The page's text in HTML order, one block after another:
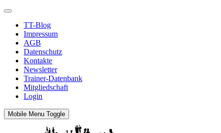
TT-Blog
Impressum
AGB
Datenschutz
Kontakte
Newsletter
Trainer-Datenbank
Mitgliedschaft
Login
Mobile Menu Toggle